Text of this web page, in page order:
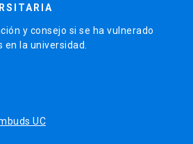
y consejo si se ha vulnerado
en la universidad.
UC